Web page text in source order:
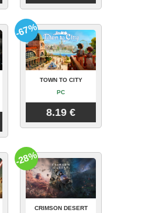
TOWN TO CITY
PC
8.19 €
-67%
CRIMSON DESERT
-28%